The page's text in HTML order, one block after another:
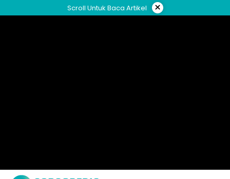
to
Scroll Untuk Baca Artikel ×